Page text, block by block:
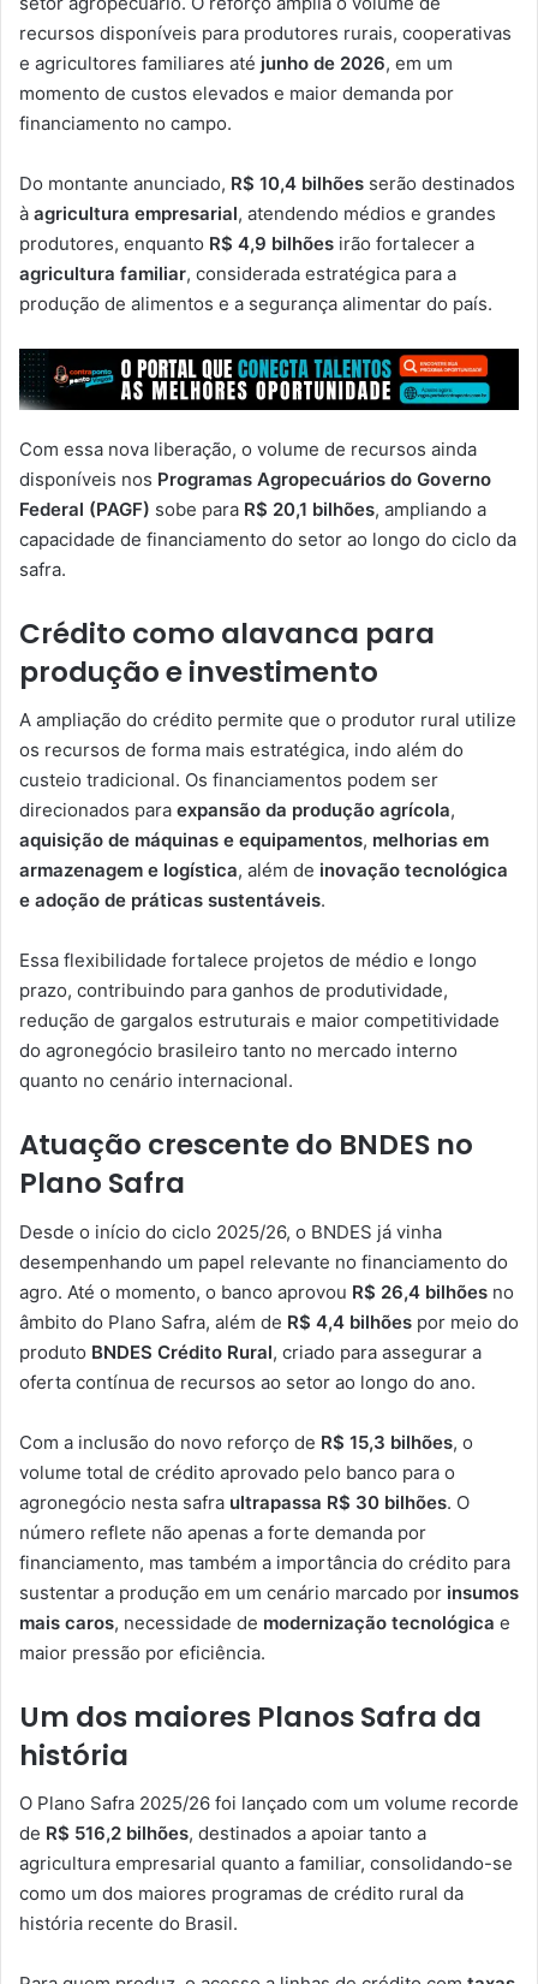
recursos disponíveis para produtores rurais, cooperativas
e agricultores familiares até junho de 2026, em um
momento de custos elevados e maior demanda por
financiamento no campo.
Do montante anunciado, R$ 10,4 bilhões serão destinados
à agricultura empresarial, atendendo médios e grandes
produtores, enquanto R$ 4,9 bilhões irão fortalecer a
agricultura familiar, considerada estratégica para a
produção de alimentos e a segurança alimentar do país.
Com essa nova liberação, o volume de recursos ainda
disponíveis nos Programas Agropecuários do Governo
Federal (PAGF) sobe para R$ 20,1 bilhões, ampliando a
capacidade de financiamento do setor ao longo do ciclo da
safra.
Crédito como alavanca para
produção e investimento
A ampliação do crédito permite que o produtor rural utilize
os recursos de forma mais estratégica, indo além do
custeio tradicional. Os financiamentos podem ser
direcionados para expansão da produção agrícola,
aquisição de máquinas e equipamentos, melhorias em
armazenagem e logística, além de inovação tecnológica
e adoção de práticas sustentáveis.
Essa flexibilidade fortalece projetos de médio e longo
prazo, contribuindo para ganhos de produtividade,
redução de gargalos estruturais e maior competitividade
do agronegócio brasileiro tanto no mercado interno
quanto no cenário internacional.
Atuação crescente do BNDES no
Plano Safra
Desde o início do ciclo 2025/26, o BNDES já vinha
desempenhando um papel relevante no financiamento do
agro. Até o momento, o banco aprovou R$ 26,4 bilhões no
âmbito do Plano Safra, além de R$ 4,4 bilhões por meio do
produto BNDES Crédito Rural, criado para assegurar a
oferta contínua de recursos ao setor ao longo do ano.
Com a inclusão do novo reforço de R$ 15,3 bilhões, o
volume total de crédito aprovado pelo banco para o
agronegócio nesta safra ultrapassa R$ 30 bilhões. O
número reflete não apenas a forte demanda por
financiamento, mas também a importância do crédito para
sustentar a produção em um cenário marcado por insumos
mais caros, necessidade de modernização tecnológica e
maior pressão por eficiência.
Um dos maiores Planos Safra da
história
O Plano Safra 2025/26 foi lançado com um volume recorde
de R$ 516,2 bilhões, destinados a apoiar tanto a
agricultura empresarial quanto a familiar, consolidando-se
como um dos maiores programas de crédito rural da
história recente do Brasil.